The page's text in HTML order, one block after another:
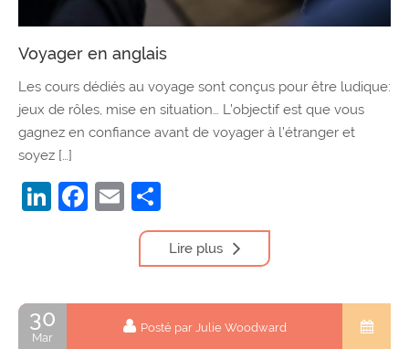
Voyager en anglais
Les cours dédiés au voyage sont conçus pour être ludique:
jeux de rôles, mise en situation… L’objectif est que vous
gagnez en confiance avant de voyager à l’étranger et
soyez […]
LinkedIn
Facebook
Email
Lire plus
30
Mar
Posté par Julie Woodward